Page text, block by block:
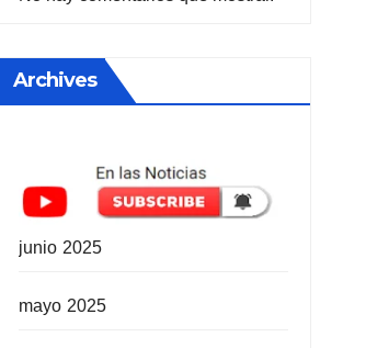
Archives
junio 2025
mayo 2025